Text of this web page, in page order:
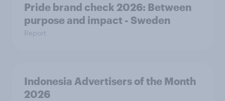
Pride brand check 2026: Between
purpose and impact - Sweden
Report
Indonesia Advertisers of the Month
2026